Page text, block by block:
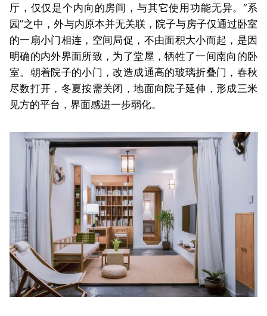
厅，仅仅是个内向的房间，与其它使用功能无异。“系
园”之中，外与内原本并无关联，院子与房子仅通过卧室
的一扇小门相连，空间局促，不由面积大小而起，是因
明确的内外界面所致，为了堂屋，牺牲了一间南向的卧
室。朝着院子的小门，改造成通高的玻璃折叠门，春秋
尽数打开，冬夏按需关闭，地面向院子延伸，形成三米
见方的平台，界面感进一步弱化。